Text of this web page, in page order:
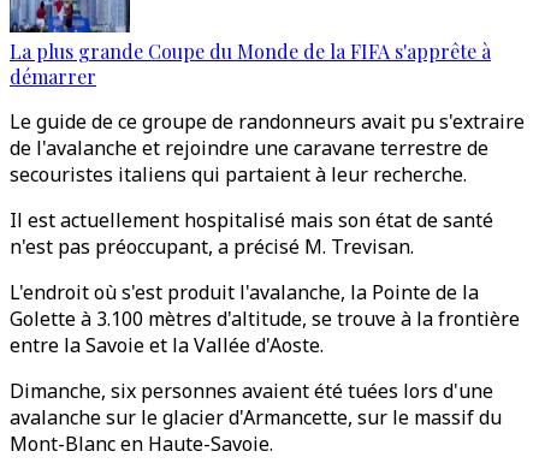
La plus grande Coupe du Monde de la FIFA s'apprête à
démarrer
Le guide de ce groupe de randonneurs avait pu s'extraire
de l'avalanche et rejoindre une caravane terrestre de
secouristes italiens qui partaient à leur recherche.
Il est actuellement hospitalisé mais son état de santé
n'est pas préoccupant, a précisé M. Trevisan.
L'endroit où s'est produit l'avalanche, la Pointe de la
Golette à 3.100 mètres d'altitude, se trouve à la frontière
entre la Savoie et la Vallée d'Aoste.
Dimanche, six personnes avaient été tuées lors d'une
avalanche sur le glacier d'Armancette, sur le massif du
Mont-Blanc en Haute-Savoie.